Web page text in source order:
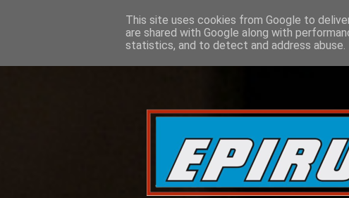
This site uses cookies from Google to
are shared with Google along with
statistics, and to detect and address abuse.